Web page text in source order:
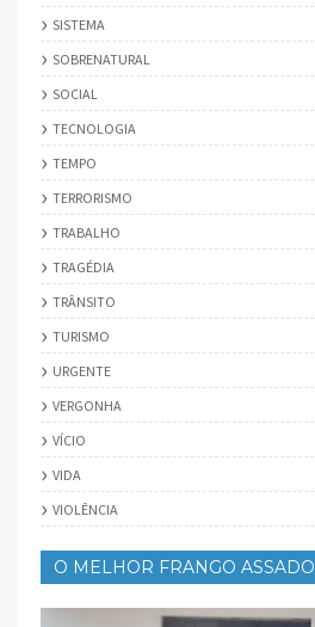
SISTEMA
SOBRENATURAL
SOCIAL
TECNOLOGIA
TEMPO
TERRORISMO
TRABALHO
TRAGÉDIA
TRÂNSITO
TURISMO
URGENTE
VERGONHA
VÍCIO
VIDA
VIOLÊNCIA
O MELHOR FRANGO ASSADO